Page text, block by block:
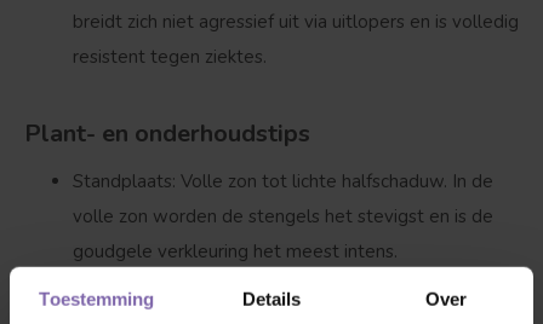
Toestemming Details Over
breidt zich niet agressief uit via uitlopers en is volledig
resistent tegen ziektes.
Plant- en onderhoudstips
Standplaats: Volle zon tot lichte halfschaduw. In de
volle zon worden de stengels het stevigst en is de
goudgele verkleuring het meest intens.